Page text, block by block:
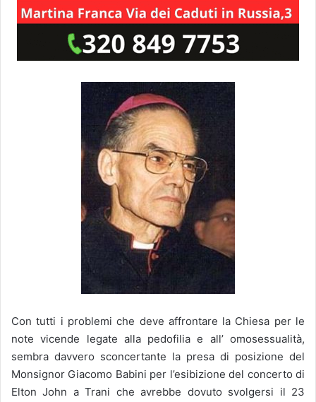
Con tutti i problemi che deve affrontare la Chiesa per le
note vicende legate alla pedofilia e all’ omosessualità,
sembra davvero sconcertante la presa di posizione del
Monsignor Giacomo Babini per l’esibizione del concerto di
Elton John a Trani che avrebbe dovuto svolgersi il 23